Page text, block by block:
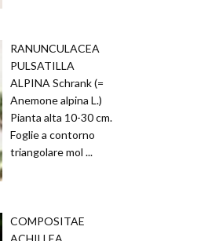
RANUNCULACEA
PULSATILLA
ALPINA Schrank (=
Anemone alpina L.)
Pianta alta 10-30 cm.
Foglie a contorno
triangolare mol ...
COMPOSITAE